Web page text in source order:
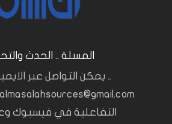
المسلة .. الحدث
.. يمكن التواصل عبر
التفاعلية في فيسبوك